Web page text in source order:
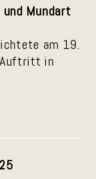
Mundart
am 19.
Auftritt in